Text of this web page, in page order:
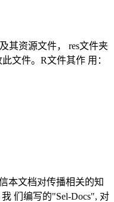
其资源文件， res文件夹
文件。R文件其作 用：
本文档对传播相关的知
们编写的"Sel-Docs", 对